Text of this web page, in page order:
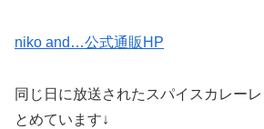
niko and…公式通販HP
同じ日に放送されたスパイスカレー
とめています↓